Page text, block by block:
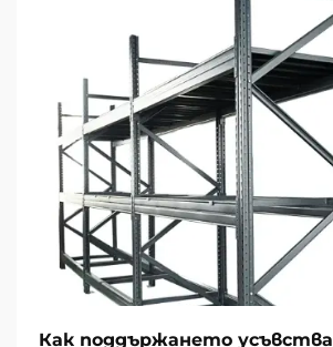
Как поддържането усъвства